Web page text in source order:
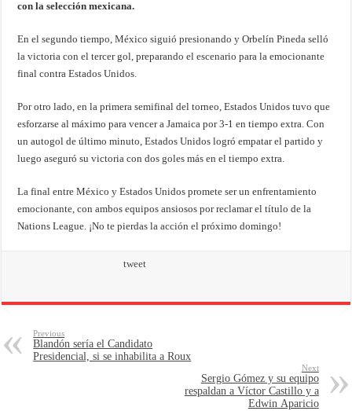
con la selección mexicana.
En el segundo tiempo, México siguió presionando y Orbelín Pineda selló
la victoria con el tercer gol, preparando el escenario para la emocionante
final contra Estados Unidos.
Por otro lado, en la primera semifinal del torneo, Estados Unidos tuvo que
esforzarse al máximo para vencer a Jamaica por 3-1 en tiempo extra. Con
un autogol de último minuto, Estados Unidos logró empatar el partido y
luego aseguró su victoria con dos goles más en el tiempo extra.
La final entre México y Estados Unidos promete ser un enfrentamiento
emocionante, con ambos equipos ansiosos por reclamar el título de la
Nations League. ¡No te pierdas la acción el próximo domingo!
tweet
Previous
Blandón sería el Candidato
Presidencial, si se inhabilita a Roux
Next
Sergio Gómez y su equipo
respaldan a Víctor Castillo y a
Edwin Aparicio